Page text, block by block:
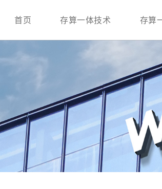
首页 存算一体技术 存算